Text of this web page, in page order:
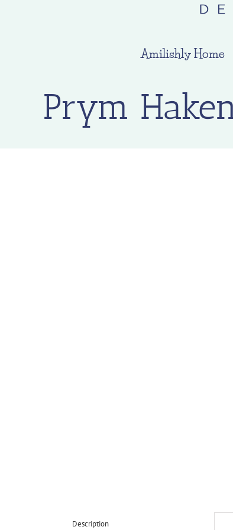
Amilishly Home
Prym
Description